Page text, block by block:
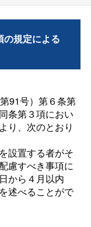
の規定による
91号）第６条第
条第３項におい
り、次のとおり
設置する者がそ
慮すべき事項に
から４月以内
述べることがで